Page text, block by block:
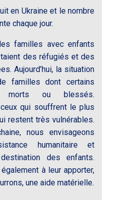
en Ukraine et le nombre
chaque jour.
familles avec enfants
des réfugiés et des
Aujourd’hui, la situation
familles dont certains
morts ou blessés.
ceux qui souffrent le plus
restent très vulnérables.
nous envisageons
humanitaire et
des enfants.
à leur apporter,
une aide matérielle.